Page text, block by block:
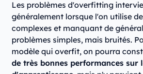
Les problèmes d'overfitting
généralement lorsque l'on utilise
complexes et manquant de
problèmes simples, mais bruités.
modèle qui overfit, on pourra
de très bonnes performances sur